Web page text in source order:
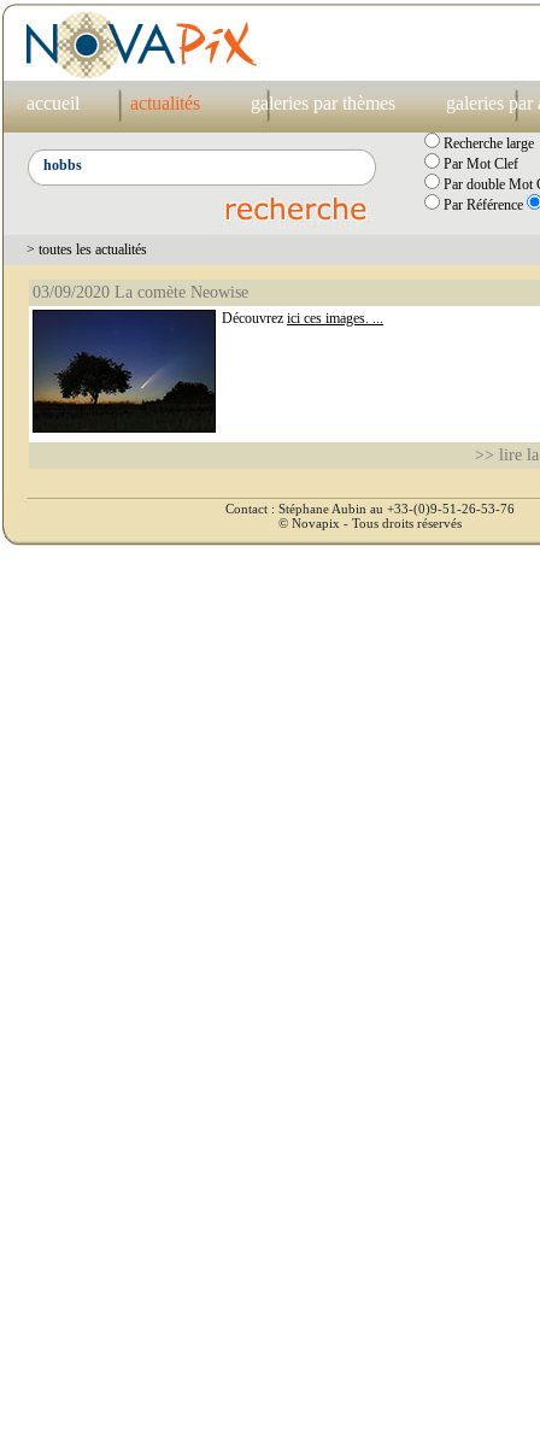
accueil actualités galeries par thèmes galeries par
Recherche large
Par Mot Clef
Par double Mot
Par Référence
> toutes les actualités
03/09/2020 La comète Neowise
Découvrez ici ces images. ...
>> lire
Contact : Stéphane Aubin au +33-(0)9-51-26-53-76
© Novapix - Tous droits réservés